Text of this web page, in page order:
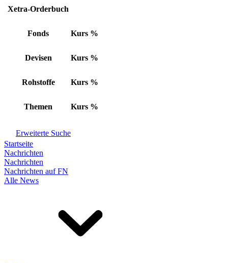
Xetra-Orderbuch
Fonds Kurs %
Devisen Kurs %
Rohstoffe Kurs %
Themen Kurs %
Erweiterte Suche
Startseite
Nachrichten
Nachrichten
Nachrichten auf FN
Alle News